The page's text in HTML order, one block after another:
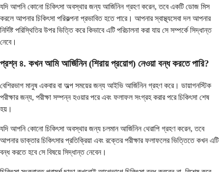
যদি আপনি কোনো চিকিৎসা অবস্থার জন্য আর্জিনিন গ্রহণ করেন, তবে একটি ডোজ মিস
করলে আপনার চিকিৎসা পরিকল্পনা প্রভাবিত হতে পারে। আপনার স্বাস্থ্যসেবা দল আপনার
নির্দিষ্ট পরিস্থিতির উপর ভিত্তি করে কিভাবে এটি পরিচালনা করা যায় সে সম্পর্কে সিদ্ধান্ত
নেবে।
প্রশ্ন ৪. কখন আমি আর্জিনিন (শিরায় প্রয়োগ) নেওয়া বন্ধ করতে পারি?
বেশিরভাগ মানুষ একবার বা অল্প সময়ের জন্য আইভি আর্জিনিন গ্রহণ করে। ডায়াগনস্টিক
পরীক্ষার জন্য, পরীক্ষা সম্পন্ন হওয়ার পরে এবং ফলাফল সংগ্রহ করার পরে চিকিৎসা শেষ
হয়।
যদি আপনি কোনো চিকিৎসা অবস্থার জন্য চলমান আর্জিনিন থেরাপি গ্রহণ করেন, তবে
আপনার ডাক্তার চিকিৎসার প্রতিক্রিয়া এবং রক্তের পরীক্ষার ফলাফলের ভিত্তিতে কখন এটি
বন্ধ করতে হবে সে বিষয়ে সিদ্ধান্ত নেবেন।